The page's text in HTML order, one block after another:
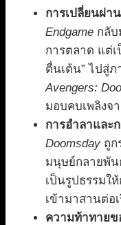
การเปลี่ยนผ่า
Endgame กลับ
การตลาด แต่
ตื่นเต้น” ไปสู่ภ
Avengers:
มอบคบเพลิงจ
การอำลาและ
Doomsday ถูก
มนุษย์กลายพัน
เป็นรูปธรรมใ
เข้ามาสานต่อ
ความท้าทายข